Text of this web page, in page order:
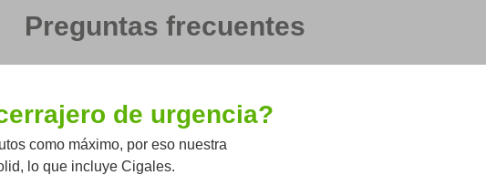
Preguntas frecuentes
de urgencia?
como máximo, por eso nuestra
lo que incluye Cigales.